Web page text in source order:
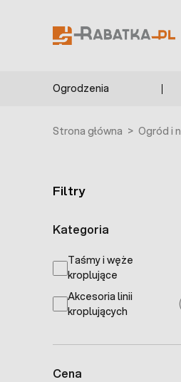
Ogrodzenia
Strona główna > Ogród i
Filtry
Kategoria
Taśmy i węże
kroplujące
products available
Akcesoria linii
kroplujących
products available
Cena